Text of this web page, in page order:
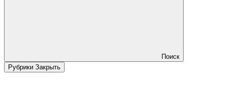
Поиск
Рубрики Закрыть